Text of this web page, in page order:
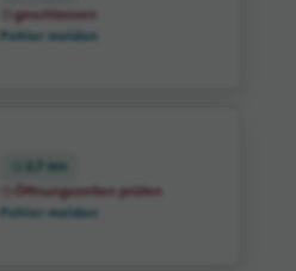
geschlossen
Fehler melden
2,7 km
Öffnungszeiten prüfen
Fehler melden